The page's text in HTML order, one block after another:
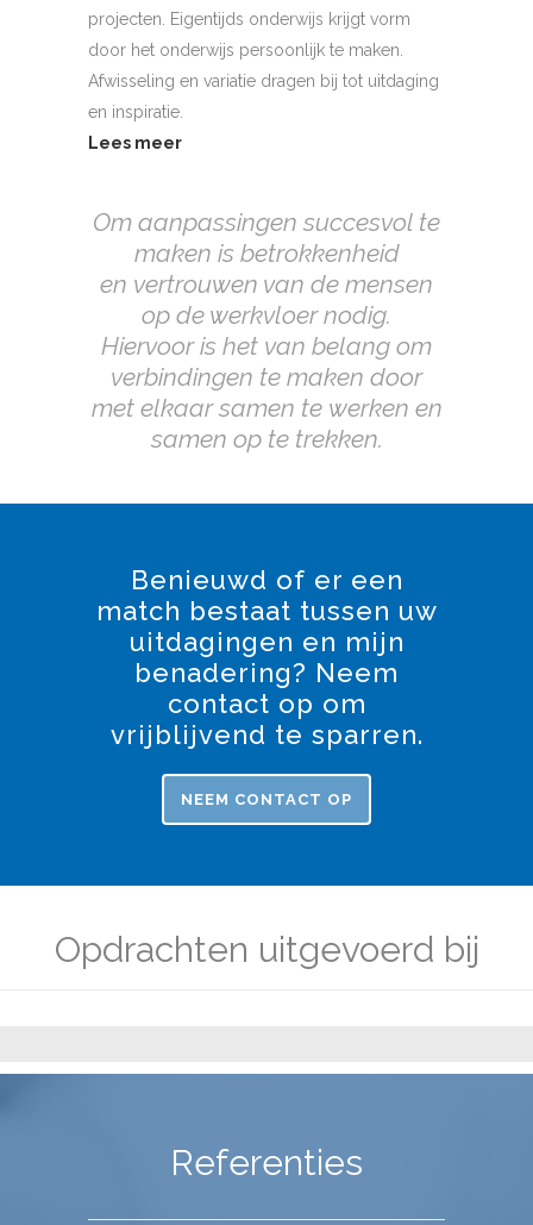
projecten. Eigentijds onderwijs krijgt vorm
door het onderwijs persoonlijk te maken.
Afwisseling en variatie dragen bij tot uitdaging
en inspiratie.
Lees meer
Om aanpassingen succesvol te
maken is betrokkenheid
en vertrouwen van de mensen
op de werkvloer nodig.
Hiervoor is het van belang om
verbindingen te maken door
met elkaar samen te werken en
samen op te trekken.
Benieuwd of er een
match bestaat tussen uw
uitdagingen en mijn
benadering? Neem
contact op om
vrijblijvend te sparren.
NEEM CONTACT OP
Opdrachten uitgevoerd bij
Referenties